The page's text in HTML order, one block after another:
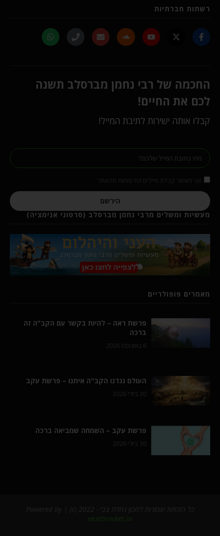
רשתות חברתיות
החכמה של רבי נחמן מברסלב תשנה
לכם את החיים!
קבלו אותה ישירות לתיבת המייל!
הירשם
מעשיות ומשלים מרבי נחמן מברסלב (סרטוני אנימציה)
מאמרים פופולריים
פרשת ראה – להיות בקשר עם הקב"ה זה
ברכה
6 באוגוסט 2026
העולם נגדנו הקב"ה איתנו – פרשת עקב
30 ביולי 2026
פרשת עקב – השמחה שמביאה ברכה
30 ביולי 2026
nextbracket.io